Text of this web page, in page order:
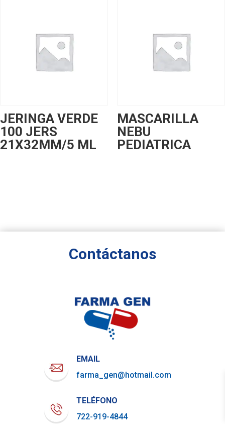
JERINGA VERDE
100 JERS
21X32MM/5 ML
MASCARILLA
NEBU
PEDIATRICA
Contáctanos
EMAIL
farma_gen@hotmail.com
TELÉFONO
722-919-4844